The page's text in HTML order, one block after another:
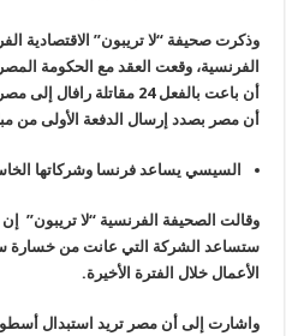
وذكرت صحيفة “لا تريبون” الاقتصادية
الفرنسية، وقعت العقد مع الحكومة
أن باعت بالفعل 24 مقاتلة
أن مصر بصدد إرسال الدفعة الأولى من
السيسي يساعد فرنسا وشركاتها
وقالت الصحيفة الفرنسية “لا تريبون”
ستساعد الشركة التي عانت من خسارة
الأعمال خلال الفترة الأخيرة.
واشارت إلى أن مصر تريد استبدال